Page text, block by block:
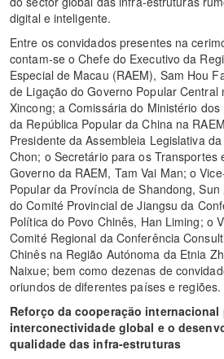
digital e inteligente.
Entre os convidados presentes na
contam-se o Chefe do Executivo da
Especial de Macau (RAEM), Sam Hou
de Ligação do Governo Popular Central
Xincong; a Comissária do Ministério
da República Popular da China na
Presidente da Assembleia Legislativa
Chon; o Secretário para os Transportes
Governo da RAEM, Tam Vai Man; o
Popular da Província de Shandong,
do Comité Provincial de Jiangsu da
Política do Povo Chinês, Han Liming; o
Comité Regional da Conferência
Chinês na Região Autónoma da Etnia
Naixue; bem como dezenas de
oriundos de diferentes países e regiões.
Reforço da cooperação internacional
interconectividade global e o
qualidade das infra-estruturas